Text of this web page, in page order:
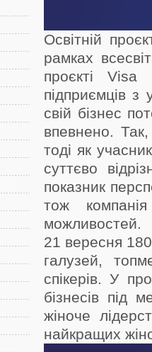
Освітній
рамках
проєкті
підприємців з
свій бізнес
впевнено.
тоді як
суттєво
показник
тож
можливостей.
21 вересня
галузей,
спікерів. У
бізнесів під
жіноче
найкращих